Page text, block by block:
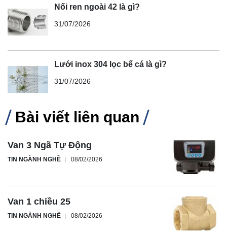
Nối ren ngoài 42 là gì?
31/07/2026
Lưới inox 304 lọc bể cá là gì?
31/07/2026
Bài viết liên quan
Van 3 Ngã Tự Động
TIN NGÀNH NGHỀ 08/02/2026
Van 1 chiều 25
TIN NGÀNH NGHỀ 08/02/2026